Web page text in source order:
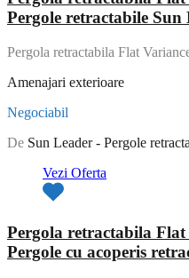
Pergole retractabile Sun
Pergola retractabila Flat
Amenajari exterioare
Negociabil
De Sun Leader - Pergole
Vezi Oferta
Pergola retractabila
Pergole cu acoperis